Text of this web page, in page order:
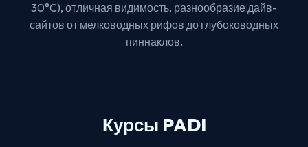
30°C), отличная видимость, разнообразие дайв-
сайтов от мелководных рифов до глубоководных
пиннаклов.
Курсы PADI